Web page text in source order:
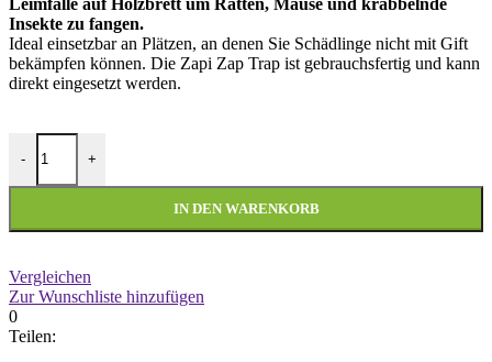
Insekte zu fangen.
Ideal einsetzbar an Plätzen, an denen Sie Schädlinge nicht mit Gift
bekämpfen können. Die Zapi Zap Trap ist gebrauchsfertig und kann
direkt eingesetzt werden.
-
Zapi - Super Tablet - Ratten und Mäuseleim 19 cm x 28 cm Menge
+
IN DEN WARENKORB
Vergleichen
Zur Wunschliste hinzufügen
0
Teilen: